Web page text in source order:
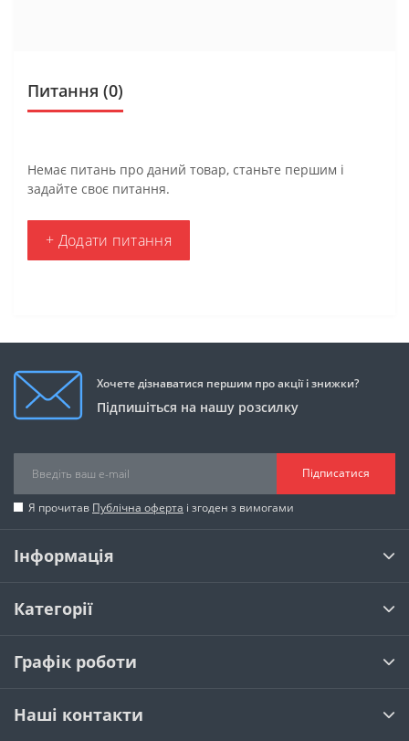
Питання (0)
Немає питань про даний товар, станьте першим і
задайте своє питання.
+ Додати питання
Хочете дізнаватися першим про акції і знижки?
Підпишіться на нашу розсилку
Підписатися
Я прочитав Публічна оферта і згоден з вимогами
Інформація
Категорії
Графік роботи
Наші контакти